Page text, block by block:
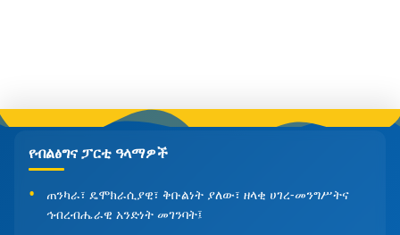
የብልፅግና ፓርቲ ዓላማዎች
ጠንካራ፣ ዴሞክራሲያዊ፣ ቅቡልነት ያለው፣ ዘላቂ ሀገረ-መንግሥትና
ኅብረብሔራዊ አንድነት መገንባት፤